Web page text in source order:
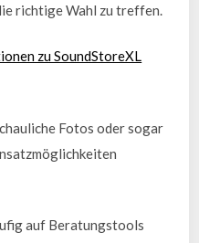
richtige Wahl zu treffen.
zu SoundStoreXL
Fotos oder sogar
auf Beratungstools